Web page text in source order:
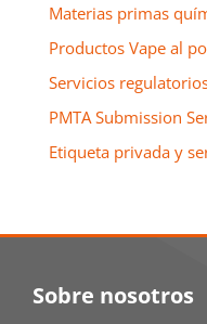
Materias primas
Productos Vape al
Servicios
PMTA Submission
Etiqueta privada y
Sobre nosotros